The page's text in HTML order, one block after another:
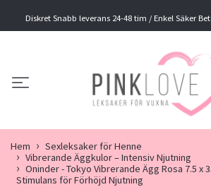
Diskret Snabb leverans 24-48 tim / Enkel Säker
Hem
Sexleksaker för Henne
Vibrerande Äggkulor – Intensiv Njutning
Oninder - Tokyo Vibrerande Ägg Rosa 7.5 x
Stimulans för Förhöjd Njutning